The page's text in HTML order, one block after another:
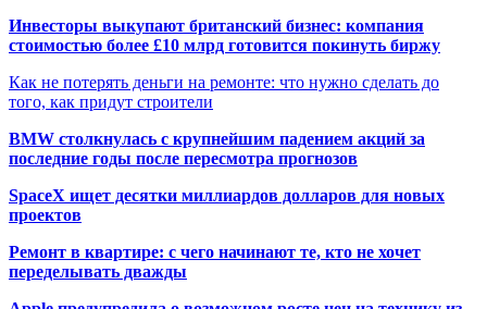
Инвесторы выкупают британский бизнес: компания
стоимостью более £10 млрд готовится покинуть биржу
Как не потерять деньги на ремонте: что нужно сделать до
того, как придут строители
BMW столкнулась с крупнейшим падением акций за
последние годы после пересмотра прогнозов
SpaceX ищет десятки миллиардов долларов для новых
проектов
Ремонт в квартире: с чего начинают те, кто не хочет
переделывать дважды